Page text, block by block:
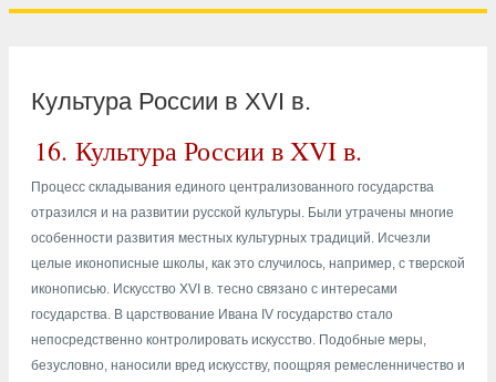
Культура России в XVI в.
16. Культура России в XVI в.
Процесс складывания единого централизованного государства
отразился и на развитии русской культуры. Были утрачены многие
особенности развития местных культурных традиций. Исчезли
целые иконописные школы, как это случилось, например, с тверской
иконописью. Искусство XVI в. тесно связано с интересами
государства. В царствование Ивана IV государство стало
непосредственно контролировать искусство. Подобные меры,
безусловно, наносили вред искусству, поощряя ремесленничество и